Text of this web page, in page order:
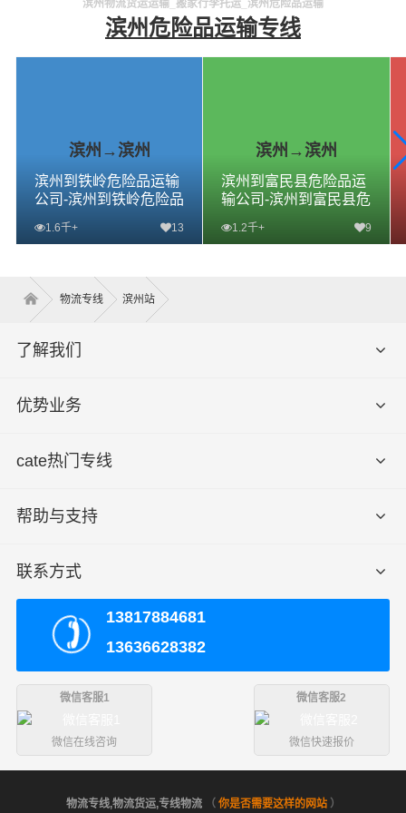
滨州物流货运运输_搬家行李托运_滨州危险品运输
滨州危险品运输专线
滨州→滨州
滨州到铁岭危险品运输
公司-滨州到铁岭危险品
险品专线
1.6千+ 13
滨州→滨州
滨州到富民县危险品运
输公司-滨州到富民县危
民县危险品专线
1.2千+ 9
物流专线 滨州站
了解我们
优势业务
cate热门专线
帮助与支持
联系方式
13817884681
13636628382
微信客服1
微信在线咨询
微信客服2
微信快速报价
物流专线,物流货运,专线物流（ 你是否需要这样的网站）